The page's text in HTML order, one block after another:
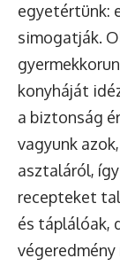
egyetértünk:
simogatják.
konyháját
a biztonság
vagyunk
asztaláról,
recepteket
és táplálóak,